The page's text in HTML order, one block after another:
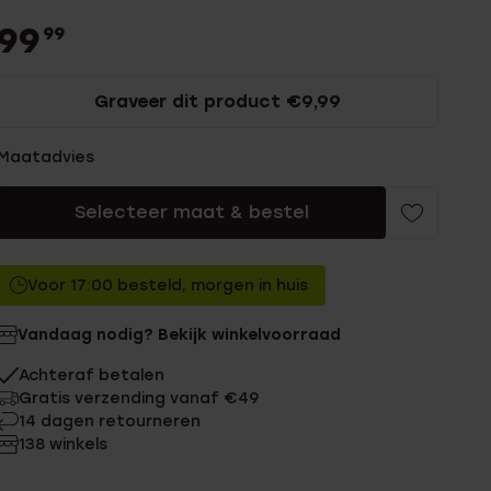
99
Graveer dit product €9,99
Selecteer maat & bestel
Voor 17:00 besteld, morgen in huis
Vandaag nodig? Bekijk winkelvoorraad
Achteraf betalen
Gratis verzending vanaf €49
14 dagen retourneren
138 winkels